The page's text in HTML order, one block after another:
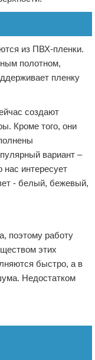
из ПВХ-пленки.
полотном,
пленку
создают
Кроме того, они
вариант –
нас интересует
- белый, бежевый,
поэтому работу
этих
быстро, а в
Недостатком